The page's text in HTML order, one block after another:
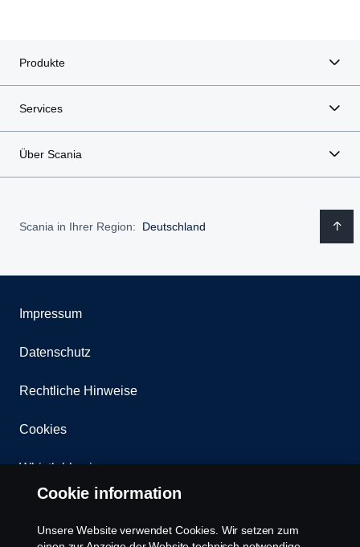
Produkte
Services
Über Scania
Scania in Ihrer Region: Deutschland
Impressum
Datenschutz
Rechtliche Hinweise
Cookies
Whistleblowing
Cookie information
Unsere Website verwendet Cookies. Wir setzen zum